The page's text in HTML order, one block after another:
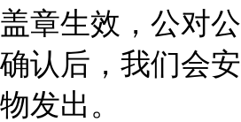
盖章生效，公对
确认后，我们会
物发出。